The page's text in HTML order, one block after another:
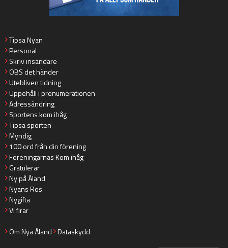
Tipsa Nyan
Personal
Skriv insändare
OBS det händer
Utebliven tidning
Uppehåll i prenumerationen
Adressändring
Sportens kom ihåg
Tipsa sporten
Myndig
100 ord från din förening
Föreningarnas Kom ihåg
Gratulerar
Ny på Åland
Nyans Ros
Nygifta
Vi firar
Om Nya Åland Dataskydd